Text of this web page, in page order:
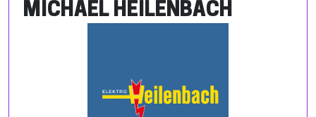
MICHAEL HEILENBACH